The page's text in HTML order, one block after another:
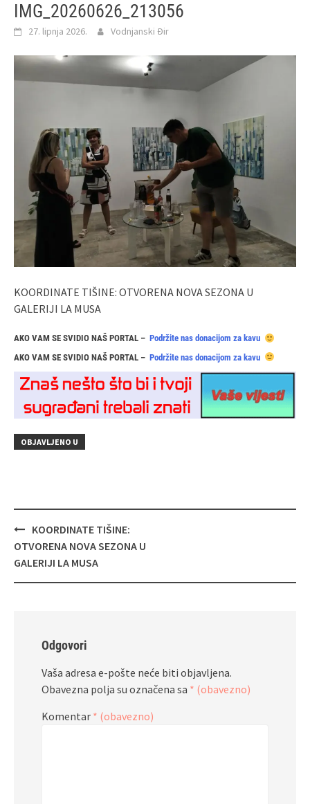
IMG_20260626_213056
27. lipnja 2026. Vodnjanski Đir
KOORDINATE TIŠINE: OTVORENA NOVA SEZONA U
GALERIJI LA MUSA
AKO VAM SE SVIDIO NAŠ PORTAL – Podržite nas donacijom za kavu
AKO VAM SE SVIDIO NAŠ PORTAL – Podržite nas donacijom za kavu
OBJAVLJENO U
Navigacija
objava
KOORDINATE TIŠINE:
OTVORENA NOVA SEZONA U
GALERIJI LA MUSA
Odgovori
Vaša adresa e-pošte neće biti objavljena.
Obavezna polja su označena sa * (obavezno)
Komentar * (obavezno)